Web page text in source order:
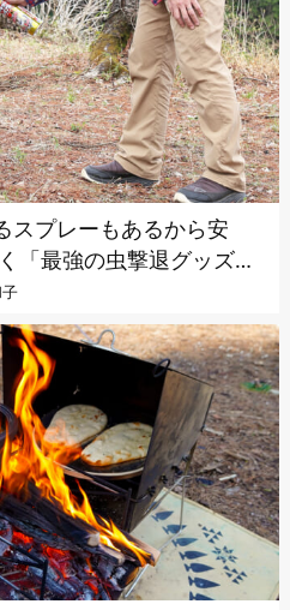
スプレーもあるから安
トで使う虫よけ】